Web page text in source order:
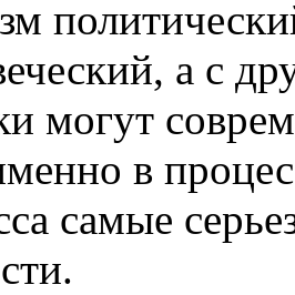
а с
могут
в
самые